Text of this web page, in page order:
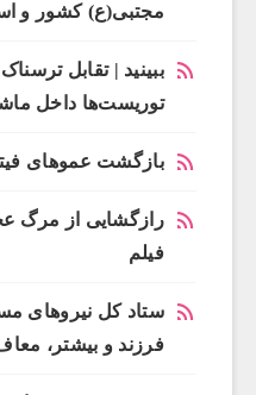
مجتبی(ع) کشور و
ببینید | تقابل
توریست‌ها داخل
بازگشت عموهای
رازگشایی از مرگ
فیلم
فرزند و بیشتر،